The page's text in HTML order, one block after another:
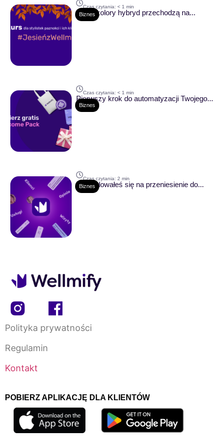
Czas czytania: < 1 min
Kiedy kolory hybryd przechodzą na...
Biznes
Czas czytania: < 1 min
Pierwszy krok do automatyzacji Twojego...
Biznes
Czas czytania: 2 min
Zdecydowałeś się na przeniesienie do...
Biznes
Polityka prywatności
Regulamin
Kontakt
POBIERZ APLIKACJĘ DLA KLIENTÓW